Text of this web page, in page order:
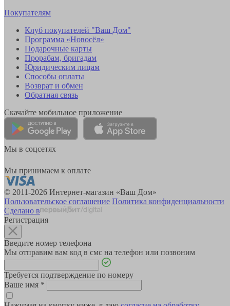
Покупателям
Клуб покупателей "Ваш Дом"
Программа «Новосёл»
Подарочные карты
Прорабам, бригадам
Юридическим лицам
Способы оплаты
Возврат и обмен
Обратная связь
Скачайте мобильное приложение
Мы в соцсетях
Мы принимаем к оплате
© 2011-2026 Интернет-магазин «Ваш Дом»
Пользовательское соглашение Политика конфиденциальности
Сделано в
Регистрация
Введите номер телефона
Мы отправим вам код в смс на телефон или позвоним
Требуется подтверждение по номеру
Ваше имя *